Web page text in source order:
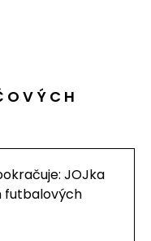
JOJka
futbalových